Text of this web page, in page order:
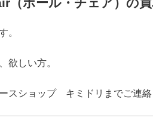
（ボール・チェア）の
。
欲しい方。
スショップ キミドリまでご連